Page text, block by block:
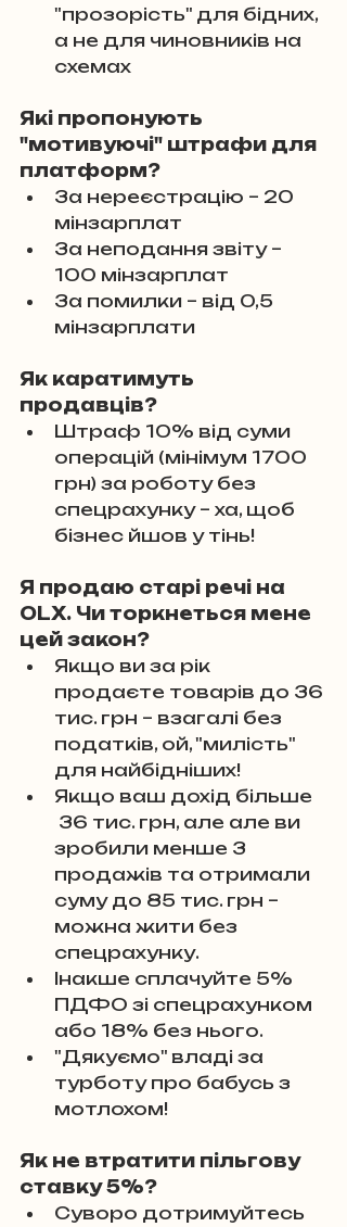
"прозорість" для бідних,
а не для чиновників на
схемах
Які пропонують
"мотивуючі" штрафи для
платформ?
За нереєстрацію – 20
мінзарплат
За неподання звіту –
100 мінзарплат
За помилки – від 0,5
мінзарплати
Як каратимуть
продавців?
Штраф 10% від суми
операцій (мінімум 1700
грн) за роботу без
спецрахунку – ха, щоб
бізнес йшов у тінь!
Я продаю старі речі на
OLX. Чи торкнеться мене
цей закон?
Якщо ви за рік
продаєте товарів до 36
тис. грн – взагалі без
податків, ой, "милість"
для найбідніших!
Якщо ваш дохід більше
36 тис. грн, але але ви
зробили менше 3
продажів та отримали
суму до 85 тис. грн –
можна жити без
спецрахунку.
Інакше сплачуйте 5%
ПДФО зі спецрахунком
або 18% без нього.
"Дякуємо" владі за
турботу про бабусь з
мотлохом!
Як не втратити пільгову
ставку 5%?
Суворо дотримуйтесь